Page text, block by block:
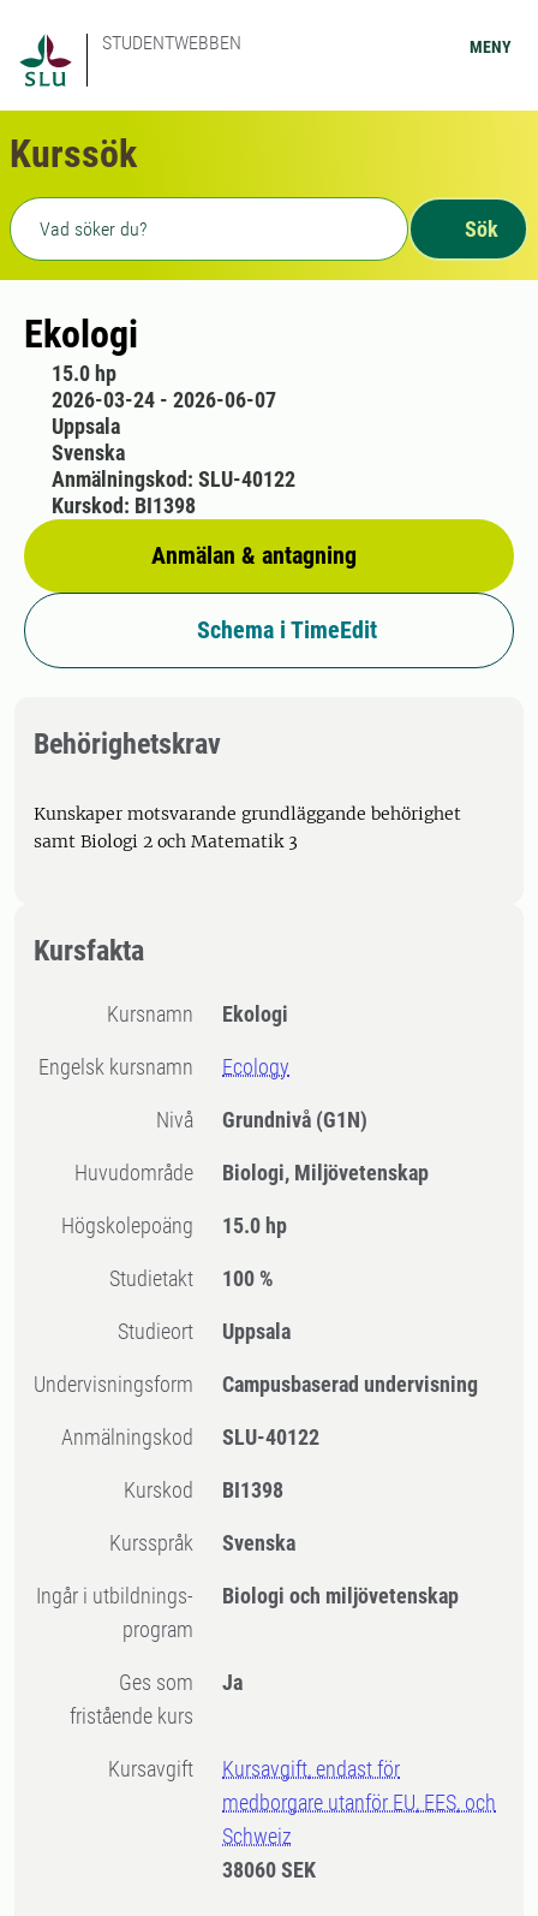
STUDENTWEBBEN MENY
Kurssök
Fritext sökning
Sök
Ekologi
15.0 hp
2026-03-24 - 2026-06-07
Uppsala
Svenska
Anmälan & antagning
Anmälningskod: SLU-40122
Kurskod: BI1398
Schema i TimeEdit
Behörighetskrav
Kunskaper motsvarande grundläggande behörighet
samt Biologi 2 och Matematik 3
Kursfakta
Kursnamn Ekologi
Engelsk kursnamn Ecology
Nivå Grundnivå (G1N)
Huvudområde Biologi, Miljövetenskap
högskolepoäng 15.0 hp
Studietakt 100 %
Studieort Uppsala
Undervisningsform Campusbaserad undervisning
Anmälningskod SLU-40122
Kurskod BI1398
Kursspråk Svenska
Ingår i utbildnings-
program
Biologi och miljövetenskap
Ges som
fristående kurs
Ja
Kursavgift
Kursavgift, endast för
medborgare utanför EU, EES, och
Schweiz
38060 SEK